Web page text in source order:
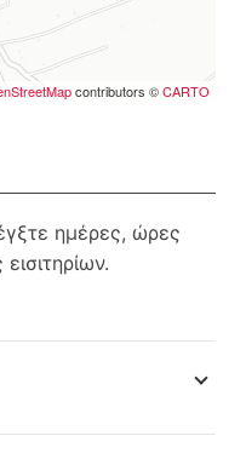
contributors ©CARTO
ημέρες, ώρες